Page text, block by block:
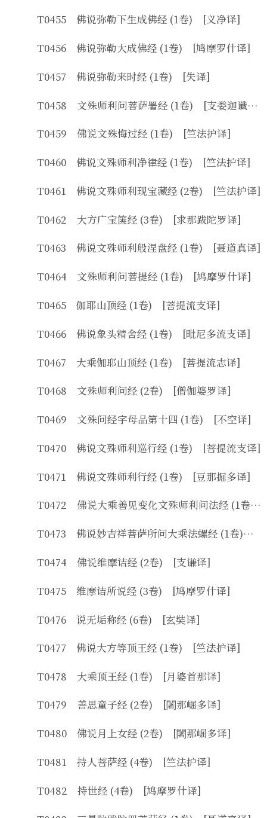
T0455 佛说弥勒下生成佛经 (1卷) [义净译]
T0456 佛说弥勒大成佛经 (1卷) [鸠摩罗什译]
T0457 佛说弥勒来时经 (1卷) [失译]
T0458 文殊师利问菩萨署经 (1卷) [支娄迦谶译]
T0459 佛说文殊悔过经 (1卷) [竺法护译]
T0460 佛说文殊师利净律经 (1卷) [竺法护译]
T0461 佛说文殊师利现宝藏经 (2卷) [竺法护译]
T0462 大方广宝箧经 (3卷) [求那跋陀罗译]
T0463 佛说文殊师利般涅盘经 (1卷) [聂道真译]
T0464 文殊师利问菩提经 (1卷) [鸠摩罗什译]
T0465 伽耶山顶经 (1卷) [菩提流支译]
T0466 佛说象头精舍经 (1卷) [毗尼多流支译]
T0467 大乘伽耶山顶经 (1卷) [菩提流志译]
T0468 文殊师利问经 (2卷) [僧伽婆罗译]
T0469 文殊问经字母品第十四 (1卷) [不空译]
T0470 佛说文殊师利巡行经 (1卷) [菩提流支译]
T0471 佛说文殊师利行经 (1卷) [豆那掘多译]
T0472 佛说大乘善见变化文殊师利问法经 (1卷) [天息灾译]
T0473 佛说妙吉祥菩萨所问大乘法螺经 (1卷) [法贤译]
T0474 佛说维摩诘经 (2卷) [支谦译]
T0475 维摩诘所说经 (3卷) [鸠摩罗什译]
T0476 说无垢称经 (6卷) [玄奘译]
T0477 佛说大方等顶王经 (1卷) [竺法护译]
T0478 大乘顶王经 (1卷) [月婆首那译]
T0479 善思童子经 (2卷) [闍那崛多译]
T0480 佛说月上女经 (2卷) [闍那崛多译]
T0481 持人菩萨经 (4卷) [竺法护译]
T0482 持世经 (4卷) [鸠摩罗什译]